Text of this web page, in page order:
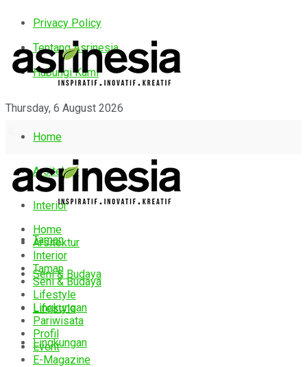
Privacy Policy
Tentang Asrinesia
Hubungi Kami
Thursday, 6 August 2026
Home
Arsitektur
Interior
Taman
Seni & Budaya
Lifestyle
Lingkungan
Home
Arsitektur
Interior
Taman
Seni & Budaya
Lifestyle
Lingkungan
Pariwisata
Profil
Event
E-Magazine